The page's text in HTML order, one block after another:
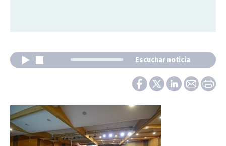
Escuchar noticia